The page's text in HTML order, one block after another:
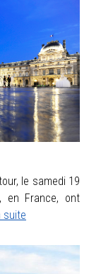
le samedi 19
en France, ont
suite